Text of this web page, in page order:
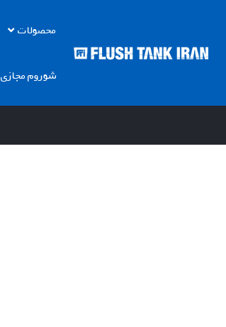
محصولات
شوروم مجازی